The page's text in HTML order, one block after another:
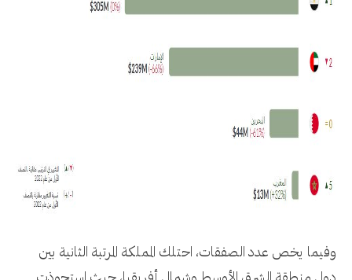
وفيما يخص عدد الصفقات، احتلك المملكة المرتبة الثانية بين